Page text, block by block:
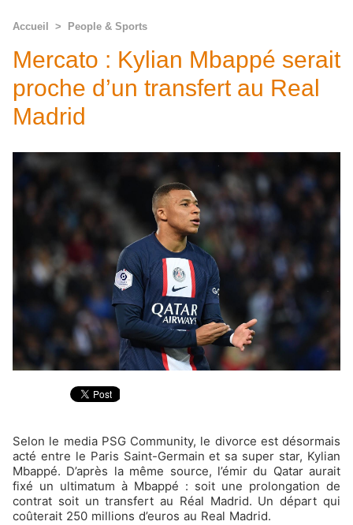
Accueil > People & Sports
Mercato : Kylian Mbappé serait
proche d’un transfert au Real
Madrid
Selon le media PSG Community, le divorce est désormais
acté entre le Paris Saint-Germain et sa super star, Kylian
Mbappé. D’après la même source, l’émir du Qatar aurait
fixé un ultimatum à Mbappé : soit une prolongation de
contrat soit un transfert au Réal Madrid. Un départ qui
coûterait 250 millions d’euros au Real Madrid.